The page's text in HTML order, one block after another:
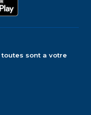
sont a votre